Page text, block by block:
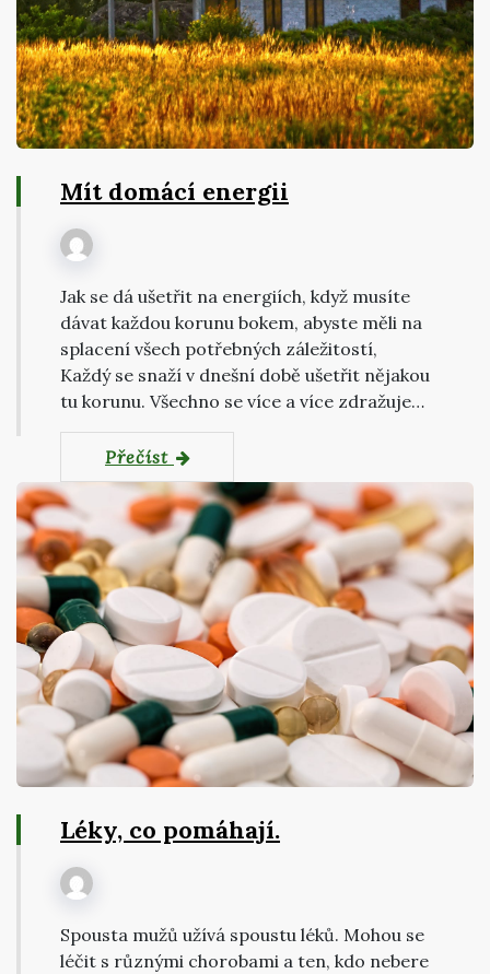
Mít domácí energii
Jak se dá ušetřit na energiích, když musíte
dávat každou korunu bokem, abyste měli na
splacení všech potřebných záležitostí,
Každý se snaží v dnešní době ušetřit nějakou
tu korunu. Všechno se více a více zdražuje…
Přečíst
Léky, co pomáhají.
Spousta mužů užívá spoustu léků. Mohou se
léčit s různými chorobami a ten, kdo nebere